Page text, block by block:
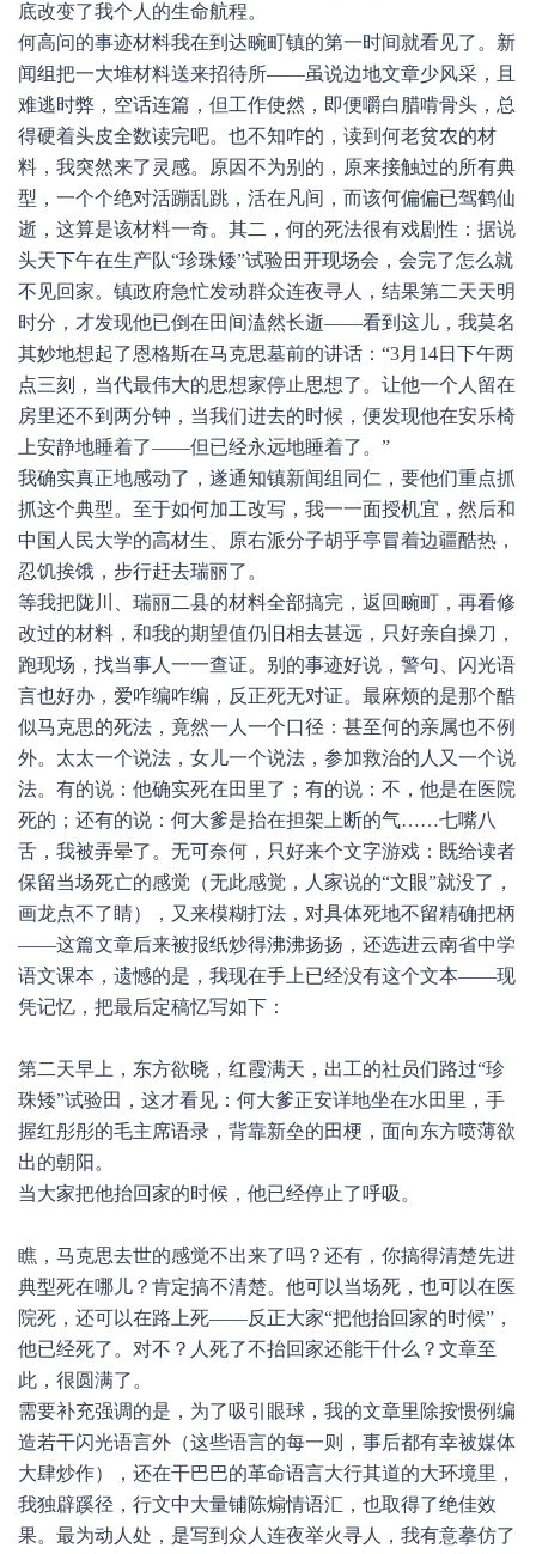
底改变了我个人的生命航程。
何高问的事迹材料我在到达畹町镇的第一时间就看见了。新
闻组把一大堆材料送来招待所——虽说边地文章少风采，且
难逃时弊，空话连篇，但工作使然，即便嚼白腊啃骨头，总
得硬着头皮全数读完吧。也不知咋的，读到何老贫农的材
料，我突然来了灵感。原因不为别的，原来接触过的所有典
型，一个个绝对活蹦乱跳，活在凡间，而该何偏偏已驾鹤仙
逝，这算是该材料一奇。其二，何的死法很有戏剧性：据说
头天下午在生产队“珍珠矮”试验田开现场会，会完了怎么就
不见回家。镇政府急忙发动群众连夜寻人，结果第二天天明
时分，才发现他已倒在田间溘然长逝——看到这儿，我莫名
其妙地想起了恩格斯在马克思墓前的讲话：“3月14日下午两
点三刻，当代最伟大的思想家停止思想了。让他一个人留在
房里还不到两分钟，当我们进去的时候，便发现他在安乐椅
上安静地睡着了——但已经永远地睡着了。”
我确实真正地感动了，遂通知镇新闻组同仁，要他们重点抓
抓这个典型。至于如何加工改写，我一一面授机宜，然后和
中国人民大学的高材生、原右派分子胡乎亭冒着边疆酷热，
忍饥挨饿，步行赶去瑞丽了。
等我把陇川、瑞丽二县的材料全部搞完，返回畹町，再看修
改过的材料，和我的期望值仍旧相去甚远，只好亲自操刀，
跑现场，找当事人一一查证。别的事迹好说，警句、闪光语
言也好办，爱咋编咋编，反正死无对证。最麻烦的是那个酷
似马克思的死法，竟然一人一个口径：甚至何的亲属也不例
外。太太一个说法，女儿一个说法，参加救治的人又一个说
法。有的说：他确实死在田里了；有的说：不，他是在医院
死的；还有的说：何大爹是抬在担架上断的气……七嘴八
舌，我被弄晕了。无可奈何，只好来个文字游戏：既给读者
保留当场死亡的感觉（无此感觉，人家说的“文眼”就没了，
画龙点不了睛），又来模糊打法，对具体死地不留精确把柄
——这篇文章后来被报纸炒得沸沸扬扬，还选进云南省中学
语文课本，遗憾的是，我现在手上已经没有这个文本——现
凭记忆，把最后定稿忆写如下：
第二天早上，东方欲晓，红霞满天，出工的社员们路过“珍
珠矮”试验田，这才看见：何大爹正安详地坐在水田里，手
握红彤彤的毛主席语录，背靠新垒的田梗，面向东方喷薄欲
出的朝阳。
当大家把他抬回家的时候，他已经停止了呼吸。
瞧，马克思去世的感觉不出来了吗？还有，你搞得清楚先进
典型死在哪儿？肯定搞不清楚。他可以当场死，也可以在医
院死，还可以在路上死——反正大家“把他抬回家的时候”，
他已经死了。对不？人死了不抬回家还能干什么？文章至
此，很圆满了。
需要补充强调的是，为了吸引眼球，我的文章里除按惯例编
造若干闪光语言外（这些语言的每一则，事后都有幸被媒体
大肆炒作），还在干巴巴的革命语言大行其道的大环境里，
我独辟蹊径，行文中大量铺陈煽情语汇，也取得了绝佳效
果。最为动人处，是写到众人连夜举火寻人，我有意摹仿了